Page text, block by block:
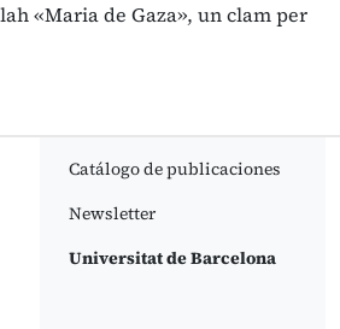
«Maria de Gaza», un clam per
Catálogo de publicaciones
Newsletter
Universitat de Barcelona